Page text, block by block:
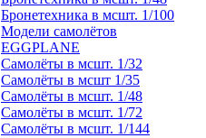
Бронетехника в мсшт. 1/100
Модели самолётов
EGGPLANE
Самолёты в мсшт. 1/32
Самолёты в мсшт 1/35
Самолёты в мсшт. 1/48
Самолёты в мсшт. 1/72
Самолёты в мсшт. 1/144